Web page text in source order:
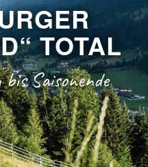
“TOTAL
Saisonende